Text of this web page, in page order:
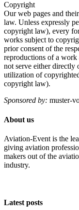
Copyright
Our web pages and
law. Unless expressly
copyright law), every
works subject to
prior consent of the
reproductions of a
not serve either directly
utilization of
copyright law).
Sponsored by: muster-
About us
Aviation-Event is the
giving aviation
makers out of the
industry.
Latest posts